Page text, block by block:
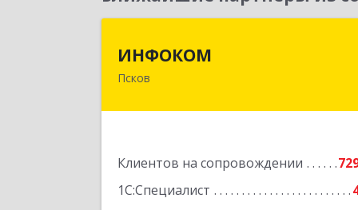
ИНФОКОМ
Псков
Клиентов на сопровождении
1С:Специалист